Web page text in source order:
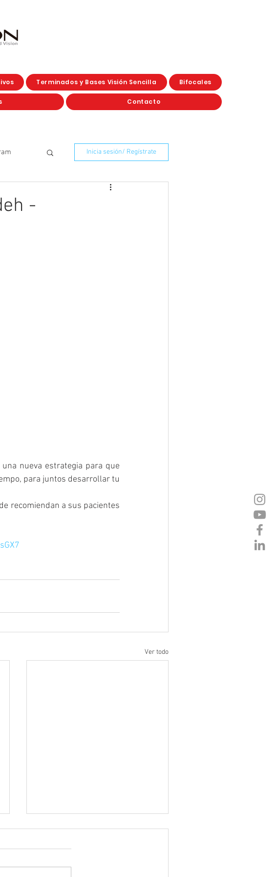
Terminados y Bases Visión Sencilla Bifocales
Contacto
Inicia sesión/ Regístrate
-
nueva estrategia para que
para juntos desarrollar tu
recomiendan a sus pacientes
Ver todo